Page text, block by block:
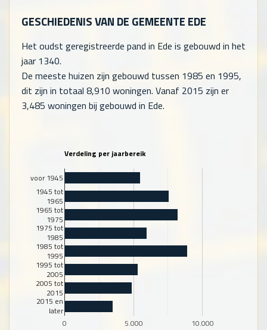
GESCHIEDENIS VAN DE GEMEENTE EDE
Het oudst geregistreerde pand in Ede is gebouwd in het
jaar 1340.
De meeste huizen zijn gebouwd tussen 1985 en 1995,
dit zijn in totaal 8,910 woningen. Vanaf 2015 zijn er
3,485 woningen bij gebouwd in Ede.
Verdeling per jaarbereik
0 5.000 10.000
voor 1945
1945 tot
1965
1965 tot
1975
1975 tot
1985
1985 tot
1995
1995 tot
2005
2005 tot
2015
2015 en
later